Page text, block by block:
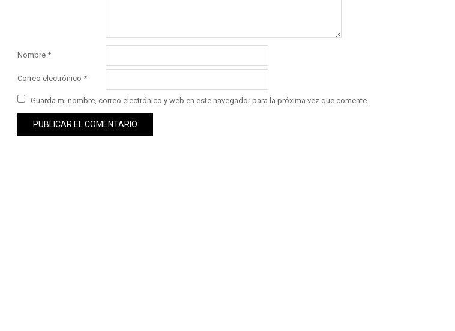
Nombre *
Correo electrónico *
Guarda mi nombre, correo electrónico y web en este navegador para la próxima vez que comente.